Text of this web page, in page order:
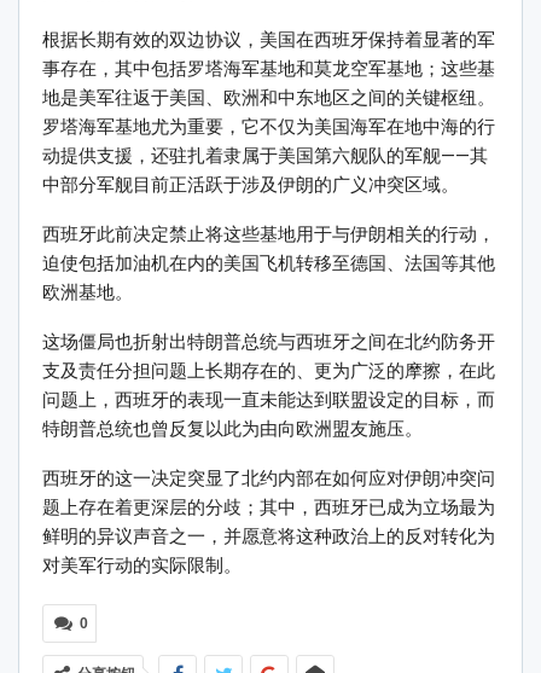
根据长期有效的双边协议，美国在西班牙保持着显著的军
事存在，其中包括罗塔海军基地和莫龙空军基地；这些基
地是美军往返于美国、欧洲和中东地区之间的关键枢纽。
罗塔海军基地尤为重要，它不仅为美国海军在地中海的行
动提供支援，还驻扎着隶属于美国第六舰队的军舰——其
中部分军舰目前正活跃于涉及伊朗的广义冲突区域。
西班牙此前决定禁止将这些基地用于与伊朗相关的行动，
迫使包括加油机在内的美国飞机转移至德国、法国等其他
欧洲基地。
这场僵局也折射出特朗普总统与西班牙之间在北约防务开
支及责任分担问题上长期存在的、更为广泛的摩擦，在此
问题上，西班牙的表现一直未能达到联盟设定的目标，而
特朗普总统也曾反复以此为由向欧洲盟友施压。
西班牙的这一决定突显了北约内部在如何应对伊朗冲突问
题上存在着更深层的分歧；其中，西班牙已成为立场最为
鲜明的异议声音之一，并愿意将这种政治上的反对转化为
对美军行动的实际限制。
0